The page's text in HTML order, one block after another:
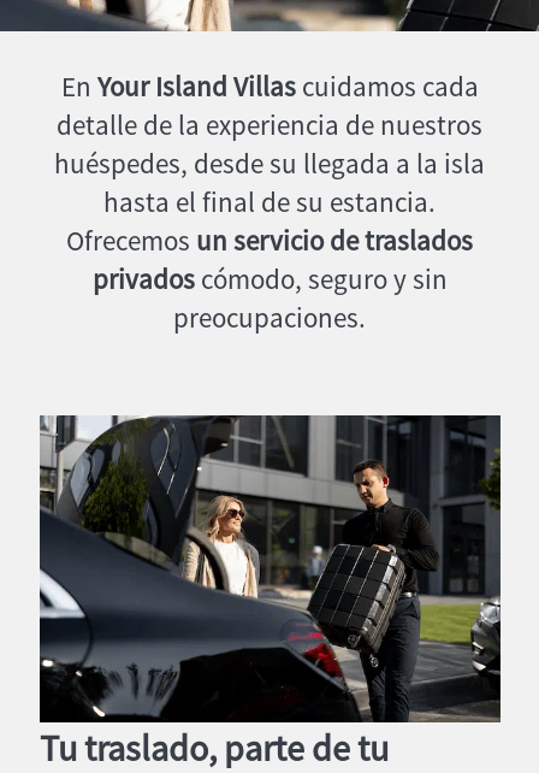
En Your Island Villascuidamos cada
detalle de la experiencia de nuestros
huéspedes, desde su llegada a la isla
hasta el final de su estancia.
Ofrecemos un servicio de traslados
privadoscómodo, seguro y sin
preocupaciones.
Tu traslado, parte de tu